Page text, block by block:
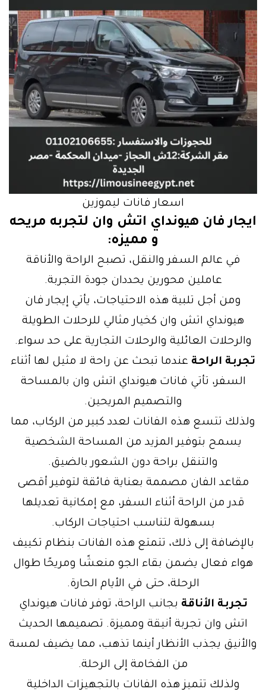
اسعار فانات ليموزين
ايجار فان هيونداي اتش وان لتجربه مريحه
و مميزه:
في عالم السفر والنقل، تصبح الراحة والأناقة
عاملين محورين يحددان جودة التجربة.
ومن أجل تلبية هذه الاحتياجات، يأتي إيجار فان
هيونداي اتش وان كخيار مثالي للرحلات الطويلة
والرحلات العائلية والرحلات التجارية على حد سواء.
تجربة الراحة عندما تبحث عن راحة لا مثيل لها أثناء
السفر، تأتي فانات هيونداي اتش وان بالمساحة
والتصميم المريحين.
ولذلك تتسع هذه الفانات لعدد كبير من الركاب، مما
يسمح بتوفير المزيد من المساحة الشخصية
والتنقل براحة دون الشعور بالضيق.
مقاعد الفان مصممة بعناية فائقة لتوفير أقصى
قدر من الراحة أثناء السفر، مع إمكانية تعديلها
بسهولة لتناسب احتياجات الركاب.
بالإضافة إلى ذلك، تتمتع هذه الفانات بنظام تكييف
هواء فعال يضمن بقاء الجو منعشًا ومريحًا طوال
الرحلة، حتى في الأيام الحارة.
تجربة الأناقة بجانب الراحة، توفر فانات هيونداي
اتش وان تجربة أنيقة ومميزة. تصميمها الحديث
والأنيق يجذب الأنظار أينما تذهب، مما يضيف لمسة
من الفخامة إلى الرحلة.
ولذلك تتميز هذه الفانات بالتجهيزات الداخلية